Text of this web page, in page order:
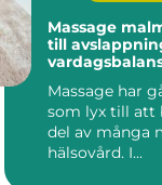
Massage malmö en
till
Massage har
som lyx till att
del av många
hälsovård. I...